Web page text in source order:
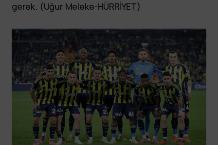
gerek. (Uğur Meleke-HÜRRİYET)